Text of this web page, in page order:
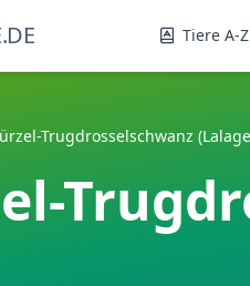
Tiere A-Z